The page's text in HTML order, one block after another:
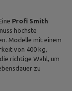
Profi Smith
höchste
Modelle mit einem
von 400 kg,
richtige Wahl, um
zu